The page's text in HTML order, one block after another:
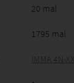
20 mal
1795 mal
IMMA 4N-